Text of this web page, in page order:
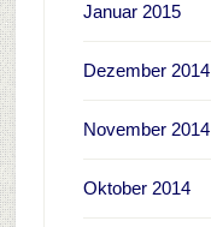
Januar 2015
Dezember 2014
November 2014
Oktober 2014